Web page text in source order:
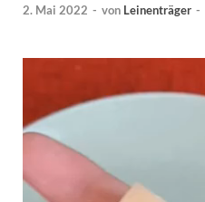
2. Mai 2022 - von Leinenträger -